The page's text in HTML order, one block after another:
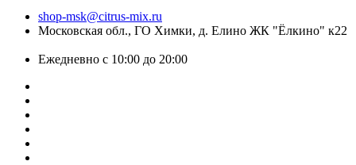
shop-msk@citrus-mix.ru
Московская обл., ГО Химки, д. Елино ЖК "Ёлкино" к22
Ежедневно с 10:00 до 20:00